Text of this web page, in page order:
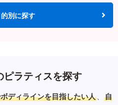
別に探す
ピラティスを探す
ディラインを目指したい人 、
自